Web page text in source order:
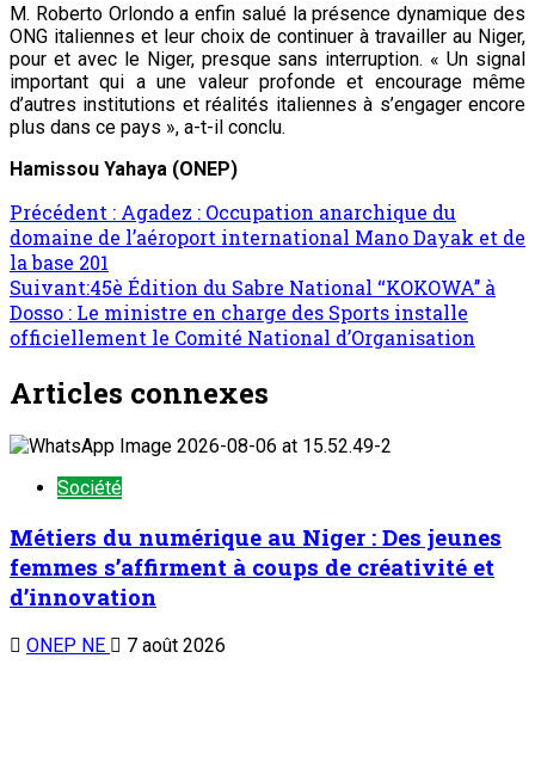
M. Roberto Orlondo a enfin salué la présence dynamique des
ONG italiennes et leur choix de continuer à travailler au Niger,
pour et avec le Niger, presque sans interruption. « Un signal
important qui a une valeur profonde et encourage même
d’autres institutions et réalités italiennes à s’engager encore
plus dans ce pays », a-t-il conclu.
Hamissou Yahaya (ONEP)
Précédent : Agadez : Occupation anarchique du
domaine de l’aéroport international Mano Dayak et de
la base 201
Suivant:45è Édition du Sabre National ‘‘KOKOWA’’ à
Dosso : Le ministre en charge des Sports installe
officiellement le Comité National d’Organisation
Articles connexes
Société
Métiers du numérique au Niger : Des jeunes
femmes s’affirment à coups de créativité et
d’innovation
ONEP NE 7 août 2026